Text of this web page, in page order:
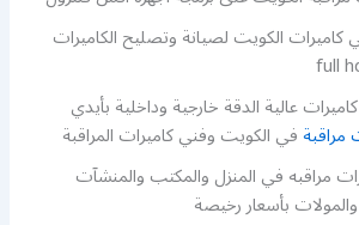
الكويت لصيانة وتصليح الكاميرات
عالية الدقة خارجية وداخلية بأيدي
مراقبةفي الكويت وفني كاميرات المراقبة
مراقبه في المنزل والمكتب والمنشآت
بأسعار رخيصة